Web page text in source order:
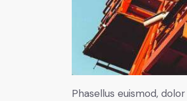
Phasellus euismod,